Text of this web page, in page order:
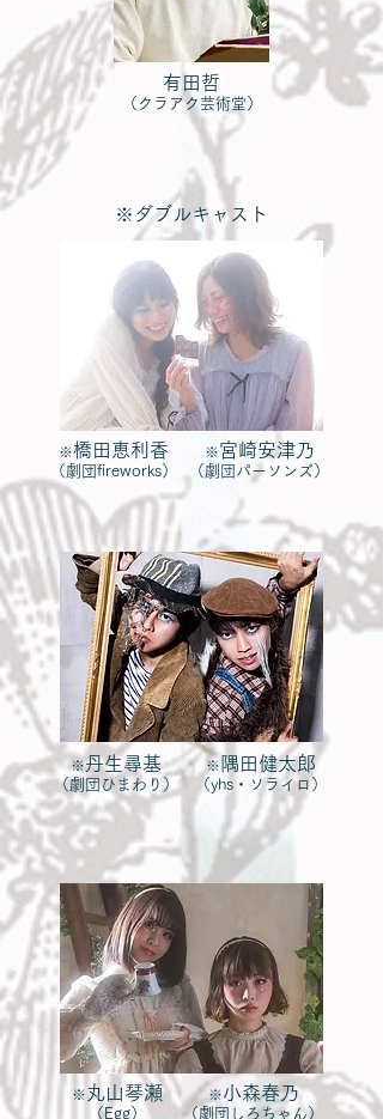
有田哲
（クラアク芸術堂）
※橋田恵利香
（劇団fireworks）
※宮崎安津乃
（劇団パーソンズ）
※丹生尋基
（劇団ひまわり）
※ 隅田健太郎
（yhs・ソライロ）
※ 丸山琴瀬
（Egg）
※小森春乃
（劇団しろちゃん）
​※ダブルキャスト